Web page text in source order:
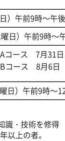
）午前9時～午
日）午前9時～
Aコース 7月31日
Bコース 8月6日
日）午前9時～
識・技術を修得
以上の者。